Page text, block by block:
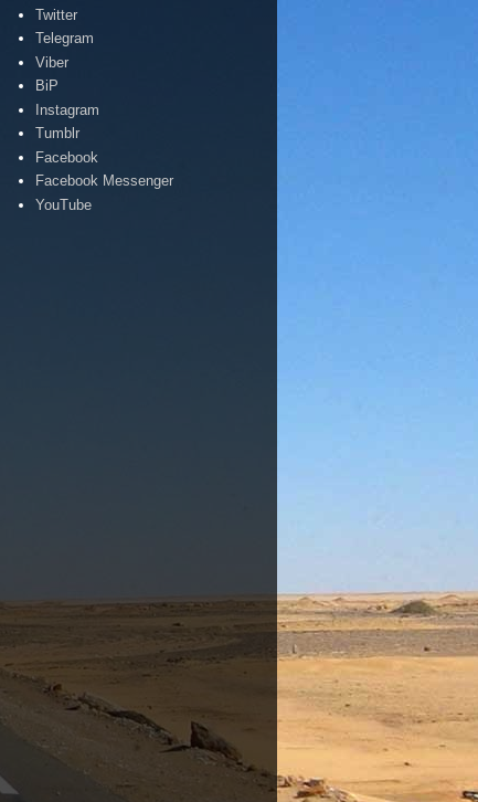
Twitter
Telegram
Viber
BiP
Instagram
Tumblr
Facebook
Facebook Messenger
YouTube